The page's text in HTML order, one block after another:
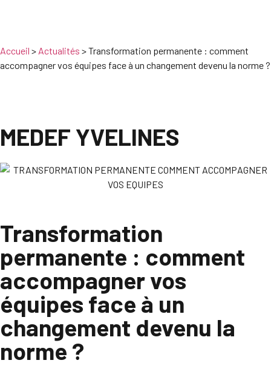
Accueil > Actualités >Transformation permanente : comment
accompagner vos équipes face à un changement devenu la norme ?
MEDEF YVELINES
Transformation
permanente : comment
accompagner vos
équipes face à un
changement devenu la
norme ?